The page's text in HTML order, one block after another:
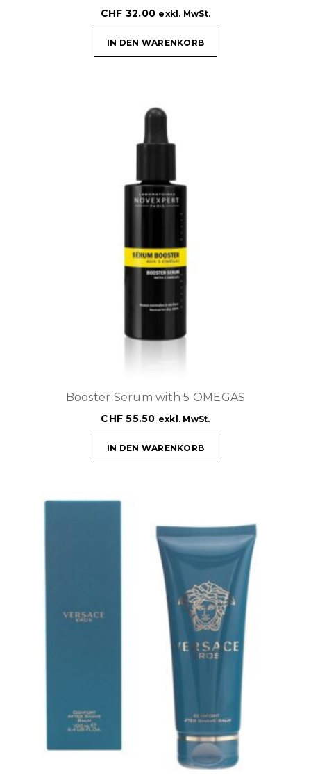
CHF 32.00 exkl. MwSt.
IN DEN WARENKORB
Booster Serum with 5 OMEGAS
CHF 55.50 exkl. MwSt.
IN DEN WARENKORB